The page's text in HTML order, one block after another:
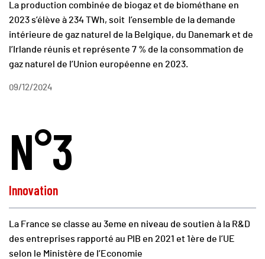
La production combinée de biogaz et de biométhane en
2023 s’élève à 234 TWh, soit l’ensemble de la demande
intérieure de gaz naturel de la Belgique, du Danemark et de
l’Irlande réunis et représente 7 % de la consommation de
gaz naturel de l’Union européenne en 2023.
09/12/2024
N°3
Innovation
La France se classe au 3eme en niveau de soutien à la R&D
des entreprises rapporté au PIB en 2021 et 1ère de l’UE
selon le Ministère de l’Economie